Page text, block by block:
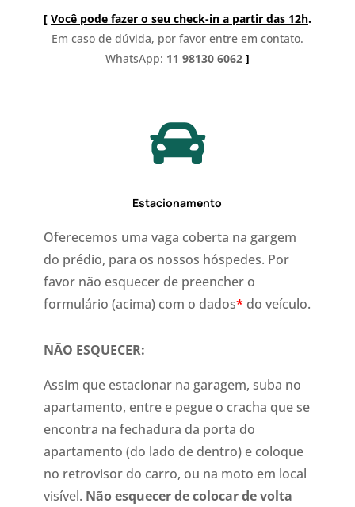
[ Você pode fazer o seu check-in a partir das 12h.
Em caso de dúvida, por favor entre em contato.
WhatsApp: 11 98130 6062 ]

Estacionamento
Oferecemos uma vaga coberta na gargem
do prédio, para os nossos hóspedes. Por
favor não esquecer de preencher o
formulário (acima) com o dados*do veículo.
NÃO ESQUECER:
Assim que estacionar na garagem, suba no
apartamento, entre e pegue o cracha que se
encontra na fechadura da porta do
apartamento (do lado de dentro) e coloque
no retrovisor do carro, ou na moto em local
visível. Não esquecer de colocar de volta